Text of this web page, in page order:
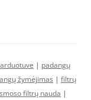
| padangų
žymėjimas | filtrų
filtrų nauda |